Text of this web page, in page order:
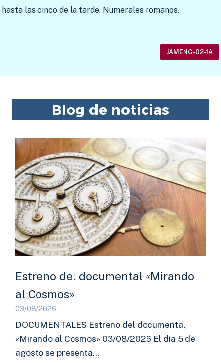
hasta las cinco de la tarde. Numerales romanos.
JAMENG-02-1A
Blog de noticias
Estreno del documental «Mirando
al Cosmos»
03/08/2026
DOCUMENTALES Estreno del documental
«Mirando al Cosmos» 03/08/2026 El día 5 de
agosto se presenta…